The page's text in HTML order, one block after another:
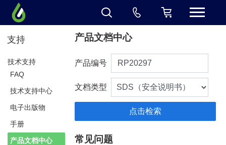
支持
技术支持
FAQ
技术支持中心
电子出版物
手册
产品文档中心
产品文档中心
产品编号
文档类型
常见问题